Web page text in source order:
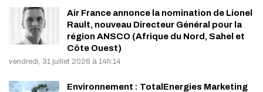
Air France annonce la nomination de Lionel
Rault, nouveau Directeur Général pour la
région ANSCO (Afrique du Nord, Sahel et
Côte Ouest)
vendredi, 31 juillet 2026 à 14h:14
Environnement : TotalEnergies Marketing